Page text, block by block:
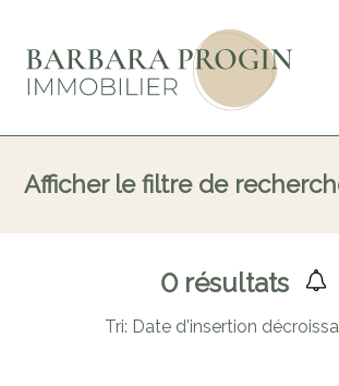
Afficher le filtre de
0résultats
Tri: Date d'insertion